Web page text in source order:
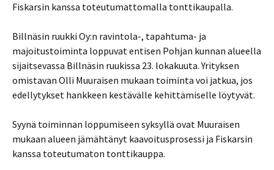
Fiskarsin kanssa toteutumattomalla tonttikaupalla.
Billnäsin ruukki Oy:n ravintola-, tapahtuma- ja
majoitustoiminta loppuvat entisen Pohjan kunnan alueella
sijaitsevassa Billnäsin ruukissa 23. lokakuuta. Yrityksen
omistavan Olli Muuraisen mukaan toiminta voi jatkua, jos
edellytykset hankkeen kestävälle kehittämiselle löytyvät.
Syynä toiminnan loppumiseen syksyllä ovat Muuraisen
mukaan alueen jämähtänyt kaavoitusprosessi ja Fiskarsin
kanssa toteutumaton tonttikauppa.